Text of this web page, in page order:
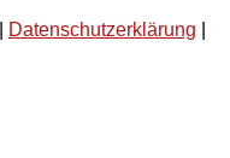
Datenschutzerklärung